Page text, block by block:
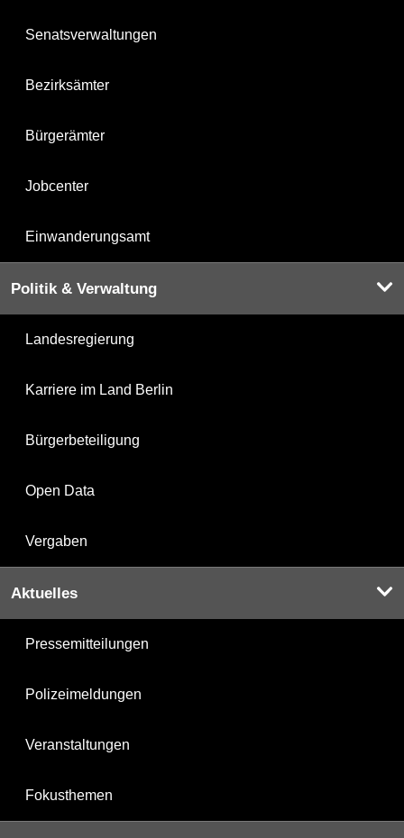
Senatsverwaltungen
Bezirksämter
Bürgerämter
Jobcenter
Einwanderungsamt
Politik & Verwaltung
Landesregierung
Karriere im Land Berlin
Bürgerbeteiligung
Open Data
Vergaben
Aktuelles
Pressemitteilungen
Polizeimeldungen
Veranstaltungen
Fokusthemen